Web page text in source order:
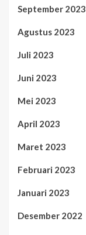
September 2023
Agustus 2023
Juli 2023
Juni 2023
Mei 2023
April 2023
Maret 2023
Februari 2023
Januari 2023
Desember 2022